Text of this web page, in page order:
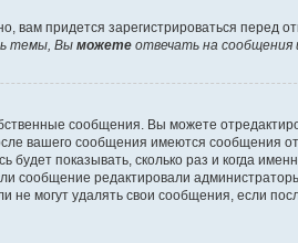
придется зарегистрироваться перед
темы, Вы можете отвечать на сообщения
сообщения. Вы можете
вашего сообщения имеются сообщения
показывать, сколько раз и когда
сообщение редактировали
не могут удалять свои сообщения, если